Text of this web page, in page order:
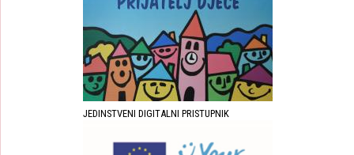
JEDINSTVENI DIGITALNI PRISTUPNIK